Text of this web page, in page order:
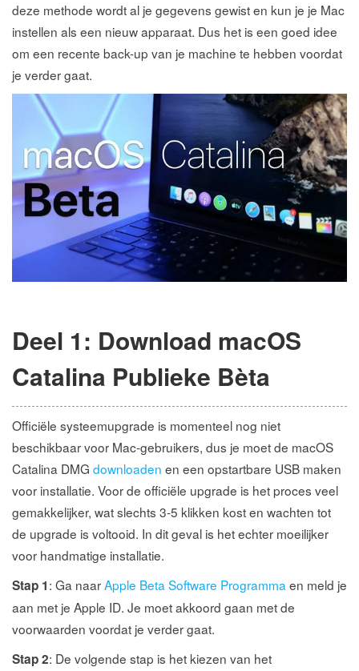
deze methode wordt al je gegevens gewist en kun je je Mac
instellen als een nieuw apparaat. Dus het is een goed idee
om een recente back-up van je machine te hebben voordat
je verder gaat.
Deel 1: Download macOS
Catalina Publieke Bèta
Officiële systeemupgrade is momenteel nog niet
beschikbaar voor Mac-gebruikers, dus je moet de macOS
Catalina DMG downloaden en een opstartbare USB maken
voor installatie. Voor de officiële upgrade is het proces veel
gemakkelijker, wat slechts 3-5 klikken kost en wachten tot
de upgrade is voltooid. In dit geval is het echter moeilijker
voor handmatige installatie.
Stap 1: Ga naarApple Beta Software Programmaen meld je
aan met je Apple ID. Je moet akkoord gaan met de
voorwaarden voordat je verder gaat.
Stap 2: De volgende stap is het kiezen van het